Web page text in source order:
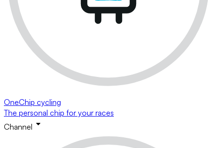
OneChip cycling
The personal chip for your races
Channel